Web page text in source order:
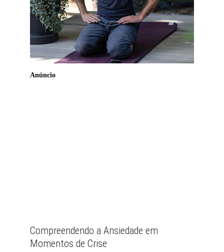
Compreendendo a Ansiedade em
Momentos de Crise